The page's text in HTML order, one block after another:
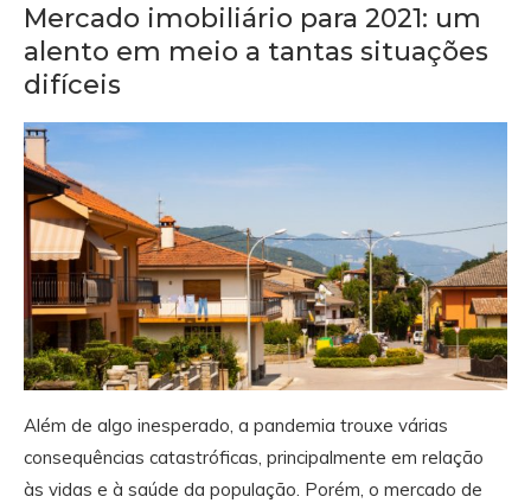
Mercado imobiliário para 2021: um
alento em meio a tantas situações
difíceis
Além de algo inesperado, a pandemia trouxe várias
consequências catastróficas, principalmente em relação
às vidas e à saúde da população. Porém, o mercado de